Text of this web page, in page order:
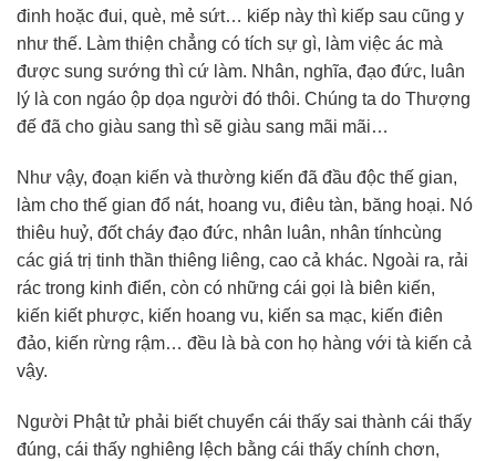
đinh hoặc đui, què, mẻ sứt… kiếp này thì kiếp sau cũng y
như thế. Làm thiện chẳng có tích sự gì, làm việc ác mà
được sung sướng thì cứ làm. Nhân, nghĩa, đạo đức, luân
lý là con ngáo ộp dọa người đó thôi. Chúng ta do Thượng
đế đã cho giàu sang thì sẽ giàu sang mãi mãi…
Như vậy, đoạn kiến và thường kiến đã đầu độc thế gian,
làm cho thế gian đổ nát, hoang vu, điêu tàn, băng hoại. Nó
thiêu huỷ, đốt cháy đạo đức, nhân luân, nhân tínhcùng
các giá trị tinh thần thiêng liêng, cao cả khác. Ngoài ra, rải
rác trong kinh điển, còn có những cái gọi là biên kiến,
kiến kiết phược, kiến hoang vu, kiến sa mạc, kiến điên
đảo, kiến rừng rậm… đều là bà con họ hàng với tà kiến cả
vậy.
Người Phật tử phải biết chuyển cái thấy sai thành cái thấy
đúng, cái thấy nghiêng lệch bằng cái thấy chính chơn,